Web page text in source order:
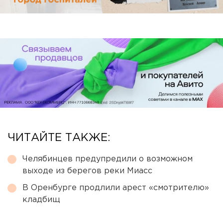
ЧИТАЙТЕ ТАКЖЕ:
Челябинцев предупредили о возможном
выходе из берегов реки Миасс
В Оренбурге продлили арест «смотрителю»
кладбищ